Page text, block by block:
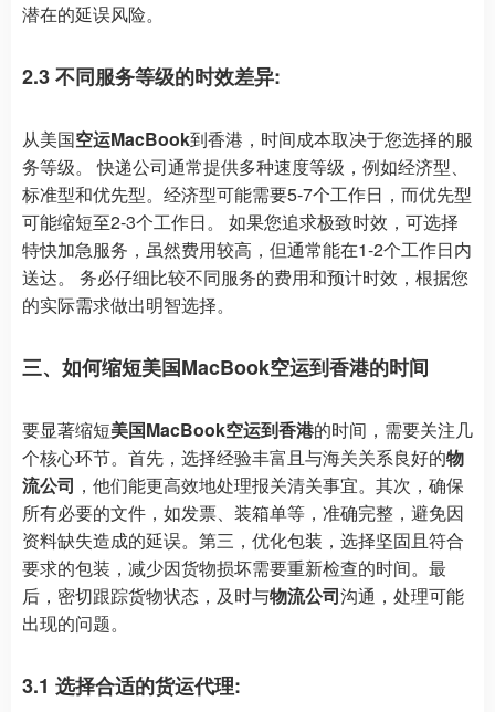
潜在的延误风险。
2.3 不同服务等级的时效差异:
从美国空运MacBook到香港，时间成本取决于您选择的服
务等级。 快递公司通常提供多种速度等级，例如经济型、
标准型和优先型。经济型可能需要5-7个工作日，而优先型
可能缩短至2-3个工作日。 如果您追求极致时效，可选择
特快加急服务，虽然费用较高，但通常能在1-2个工作日内
送达。 务必仔细比较不同服务的费用和预计时效，根据您
的实际需求做出明智选择。
三、如何缩短美国MacBook空运到香港的时间
要显著缩短美国MacBook空运到香港的时间，需要关注几
个核心环节。首先，选择经验丰富且与海关关系良好的物
流公司 ，他们能更高效地处理报关清关事宜。其次，确保
所有必要的文件，如发票、装箱单等，准确完整，避免因
资料缺失造成的延误。第三，优化包装，选择坚固且符合
要求的包装，减少因货物损坏需要重新检查的时间。最
后，密切跟踪货物状态，及时与物流公司沟通，处理可能
出现的问题。
3.1 选择合适的货运代理: